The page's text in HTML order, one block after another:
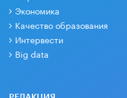
Экономика
Качество образования
Интервести
Big data